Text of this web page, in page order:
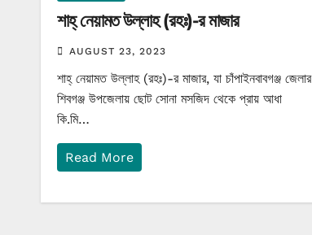
শাহ্‌ নেয়ামত উল্লাহ (রহঃ)-র মাজার
AUGUST 23, 2023
শাহ্‌ নেয়ামত উল্লাহ (রহঃ)-র মাজার, যা চাঁপাইনবাবগঞ্জ জেলার
শিবগঞ্জ উপজেলায় ছোট সোনা মসজিদ থেকে প্রায় আধা
কি.মি…
Read More